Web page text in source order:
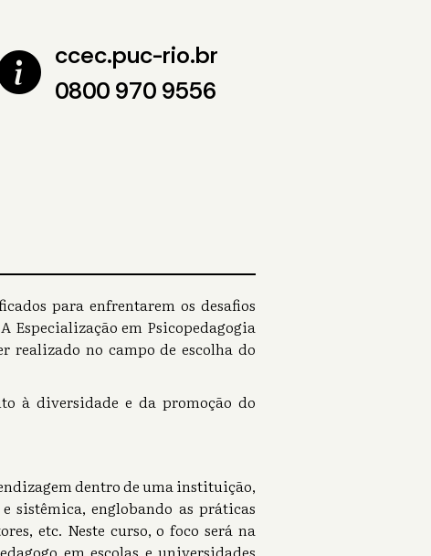
ccec.puc-rio.br
0800 970 9556
para enfrentarem os desafios
Especialização em Psicopedagogia
realizado no campo de escolha do
à diversidade e da promoção do
dentro de uma instituição,
sistêmica, englobando as práticas
etc. Neste curso, o foco será na
em escolas e universidades